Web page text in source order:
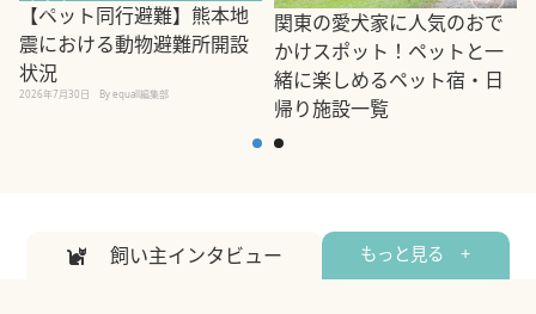
【ペット同行避難】熊本地
震における動物避難所開設
状況
2026年7月30日 By equall編集部
関東の愛犬家に人気のおで
かけスポット！ペットと一
緒に楽しめるペット宿・日
帰り施設一覧
飼い主インタビュー もっと見る +